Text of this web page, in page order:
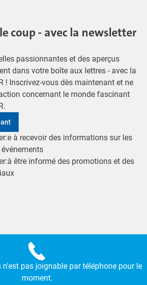
coup - avec la newsletter
passionnantes et des aperçus
dans votre boîte aux lettres - avec la
! Inscrivez-vous dès maintenant et ne
concernant le monde fascinant
à recevoir des informations sur les
être informé des promotions et des
n'est pas joignable par téléphone pour le
moment.